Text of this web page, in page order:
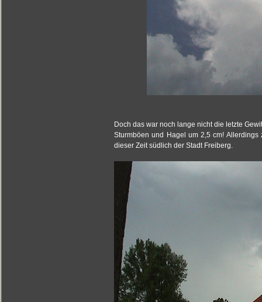
Doch das war noch lange nicht die letzte
Sturmböen und Hagel um 2,5 cm!
dieser Zeit südlich der Stadt Freiberg.